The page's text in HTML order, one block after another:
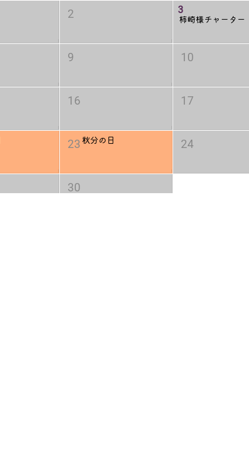
2 3
柿崎様チャーター
9 10
16 17
23 秋分の日 24
30